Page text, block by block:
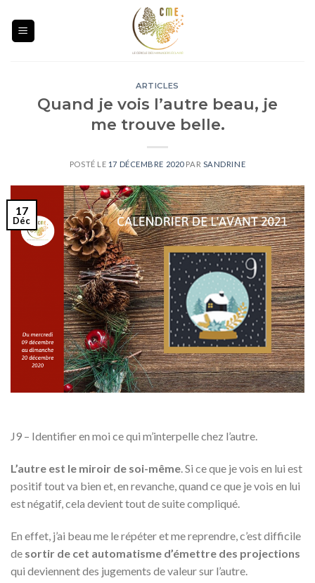
content
ARTICLES
Quand je vois l’autre beau, je
me trouve belle.
POSTÉ LE 17 DÉCEMBRE 2020PAR SANDRINE
17
Déc
J9 – Identifier en moi ce qui m’interpelle chez l’autre.
L’autre est le miroir de soi-même. Si ce que je vois en lui est
positif tout va bien et, en revanche, quand ce que je vois en lui
est négatif, cela devient tout de suite compliqué.
En effet, j’ai beau me le répéter et me reprendre, c’est difficile
de sortir de cet automatisme d’émettre des projections
qui deviennent des jugements de valeur sur l’autre.